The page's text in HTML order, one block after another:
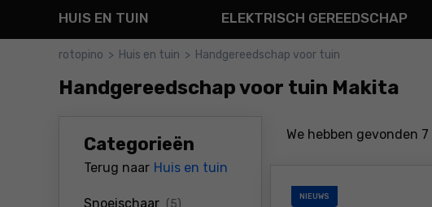
Producten
HUIS EN TUIN ELEKTRISCH GEREEDSCHAP
rotopino > Huis en tuin > Handgereedschap voor tuin
Handgereedschap voor tuin Makita
Categorieën
Terug naar Huis en tuin
Snoeischaar (5)
We hebben gevonden 7
NIEUWS